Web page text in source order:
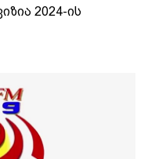
2024-ის